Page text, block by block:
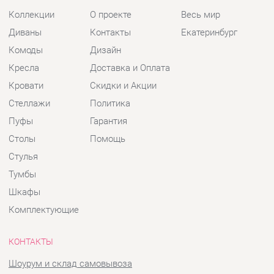
Стеллажи
Пуфы
Столы
Стулья
Тумбы
Политика
Гарантия
Помощь
КОНТАКТЫ
Шоурум и склад самовывоза
Адрес: г. Екатеринбург, пер.
Базовый, 47
Телефон: +7 (903) 000-00-00
Отправить сообщение